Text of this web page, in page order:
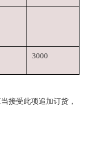
3000
接受此项追加订货，